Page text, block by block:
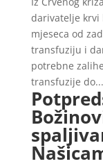
darivatelje krvi
mjeseca od
transfuziju i
potrebne
transfuzije do...